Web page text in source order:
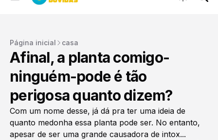
Página inicial casa
Afinal, a planta comigo-
ninguém-pode é tão
perigosa quanto dizem?
Com um nome desse, já dá pra ter uma ideia de
quanto medonha essa planta pode ser. No entanto,
apesar de ser uma grande causadora de intox...